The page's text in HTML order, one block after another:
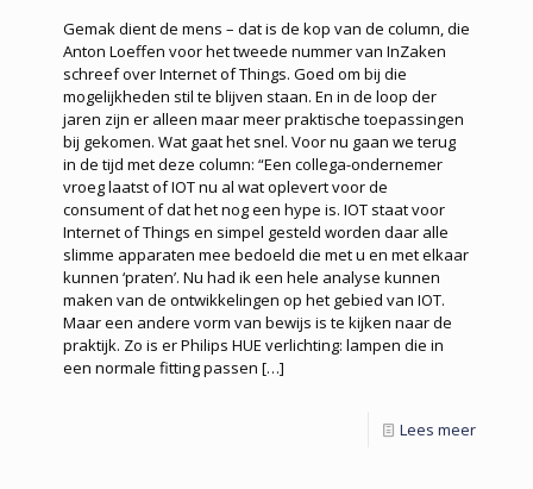
Gemak dient de mens – dat is de kop van de column, die
Anton Loeffen voor het tweede nummer van InZaken
schreef over Internet of Things. Goed om bij die
mogelijkheden stil te blijven staan. En in de loop der
jaren zijn er alleen maar meer praktische toepassingen
bij gekomen. Wat gaat het snel. Voor nu gaan we terug
in de tijd met deze column: “Een collega-ondernemer
vroeg laatst of IOT nu al wat oplevert voor de
consument of dat het nog een hype is. IOT staat voor
Internet of Things en simpel gesteld worden daar alle
slimme apparaten mee bedoeld die met u en met elkaar
kunnen ‘praten’. Nu had ik een hele analyse kunnen
maken van de ontwikkelingen op het gebied van IOT.
Maar een andere vorm van bewijs is te kijken naar de
praktijk. Zo is er Philips HUE verlichting: lampen die in
een normale fitting passen […]
Lees meer